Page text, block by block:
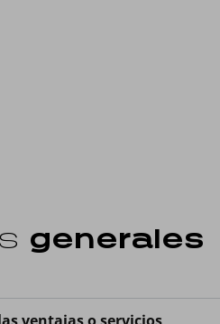
generales